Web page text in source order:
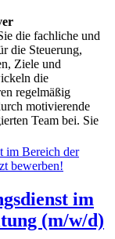
die fachliche und
die Steuerung,
Ziele und
die
regelmäßig
motivierende
Team bei. Sie
im
(m/w/d)